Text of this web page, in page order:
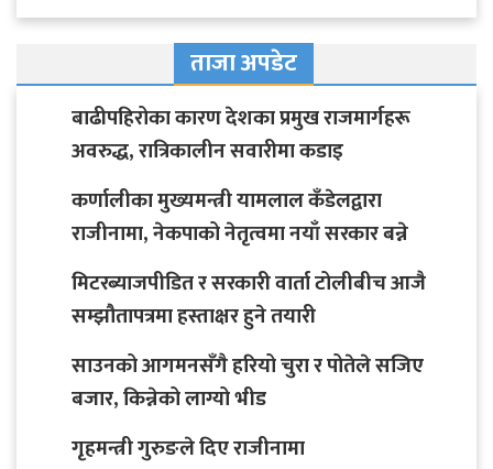
ताजा अपडेट
बाढीपहिरोका कारण देशका प्रमुख राजमार्गहरू
अवरुद्ध, रात्रिकालीन सवारीमा कडाइ
कर्णालीका मुख्यमन्त्री यामलाल कँडेलद्वारा
राजीनामा, नेकपाको नेतृत्वमा नयाँ सरकार बन्ने
मिटरब्याजपीडित र सरकारी वार्ता टोलीबीच आजै
सम्झौतापत्रमा हस्ताक्षर हुने तयारी
साउनको आगमनसँगै हरियो चुरा र पोतेले सजिए
बजार, किन्नेको लाग्यो भीड
गृहमन्त्री गुरुङले दिए राजीनामा